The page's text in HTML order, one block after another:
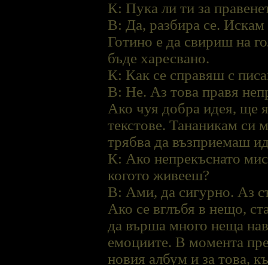
К: Пука ли ти за
В: Да, разбира се. Искам
Готино е да свириш на
бъде харесвано.
К: Как се справяш с
В: Не. Аз това правя
Ако чуя добра идея, ще
текстове. Тананикам си
трябва да възприемаш
К: Ако непрекъснато
когото живееш?
В: Ами, да сигурно. Аз
Ако се вглъбя в нещо,
да върша много неща
емоциите. В момента
новия албум и за това,